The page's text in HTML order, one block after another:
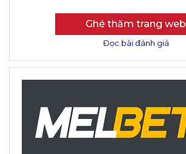
Ghé thăm trang web
Đọc bài đánh giá